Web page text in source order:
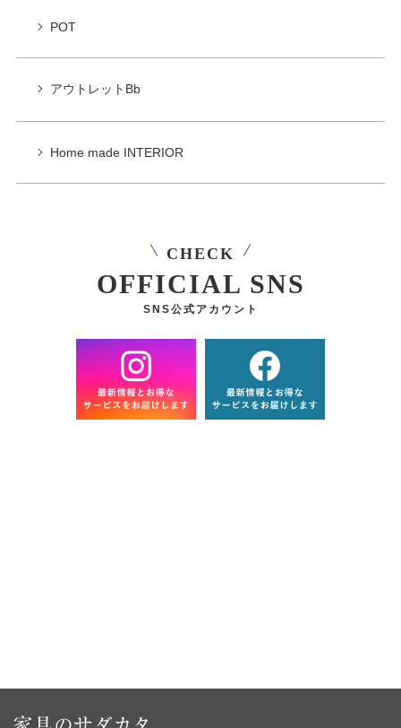
POT
アウトレットBb
Home made INTERIOR
CHECK
OFFICIAL SNS
SNS公式アカウント